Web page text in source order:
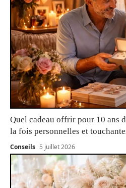
Quel cadeau offrir pour 10 ans
la fois personnelles et
Conseils 5 juillet 2026